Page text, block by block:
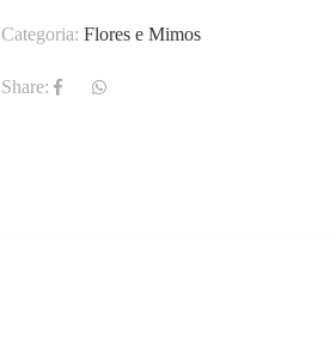
Categoria:Flores e Mimos
Share: